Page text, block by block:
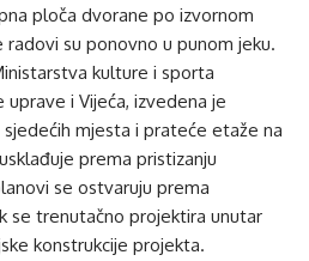
ploča dvorane po izvornom
su ponovno u punom jeku.
kulture i sporta
uprave i Vijeća, izvedena je
sjedećih mjesta i prateće etaže na
prema pristizanju
se ostvaruju prema
se trenutačno projektira unutar
konstrukcije projekta.